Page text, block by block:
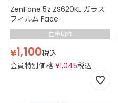
ZenFone 5z ZS620KL ガラス
フィルム Face
在庫切れ
¥1,100税込
会員特別価格 ¥1,045税込